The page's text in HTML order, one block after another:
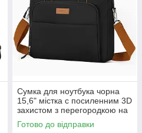
Сумка для ноутбука чорна
15,6" містка с посиленним 3D
захистом з перегородкою на
липучці, кишенями та
органайзером Уцінка!
Готово до відправки